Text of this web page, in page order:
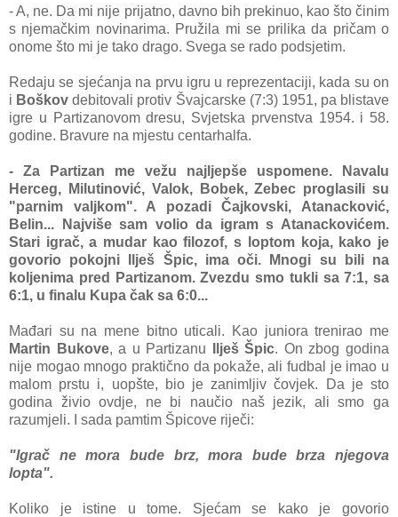
- A, ne. Da mi nije prijatno, davno bih prekinuo, kao što činim
s njemačkim novinarima. Pružila mi se prilika da pričam o
onome što mi je tako drago. Svega se rado podsjetim.
Redaju se sjećanja na prvu igru u reprezentaciji, kada su on
i Boškov debitovali protiv Švajcarske (7:3) 1951, pa blistave
igre u Partizanovom dresu, Svjetska prvenstva 1954. i 58.
godine. Bravure na mjestu centarhalfa.
- Za Partizan me vežu najljepše uspomene. Navalu
Herceg, Milutinović, Valok, Bobek, Zebec proglasili su
"parnim valjkom". A pozadi Čajkovski, Atanacković,
Belin... Najviše sam volio da igram s Atanackovićem.
Stari igrač, a mudar kao filozof, s loptom koja, kako je
govorio pokojni Ilješ Špic, ima oči. Mnogi su bili na
koljenima pred Partizanom. Zvezdu smo tukli sa 7:1, sa
6:1, u finalu Kupa čak sa 6:0...
Mađari su na mene bitno uticali. Kao juniora trenirao me
Martin Bukove, a u Partizanu Ilješ Špic. On zbog godina
nije mogao mnogo praktično da pokaže, ali fudbal je imao u
malom prstu i, uopšte, bio je zanimljiv čovjek. Da je sto
godina živio ovdje, ne bi naučio naš jezik, ali smo ga
razumjeli. I sada pamtim Špicove riječi:
"Igrač ne mora bude brz, mora bude brza njegova
lopta".
Koliko je istine u tome. Sjećam se kako je govorio